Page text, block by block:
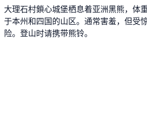
大理石村鎖心城堡栖息着亚洲黑熊，体
于本州和四国的山区。通常害羞，但受
险。登山时请携带熊铃。